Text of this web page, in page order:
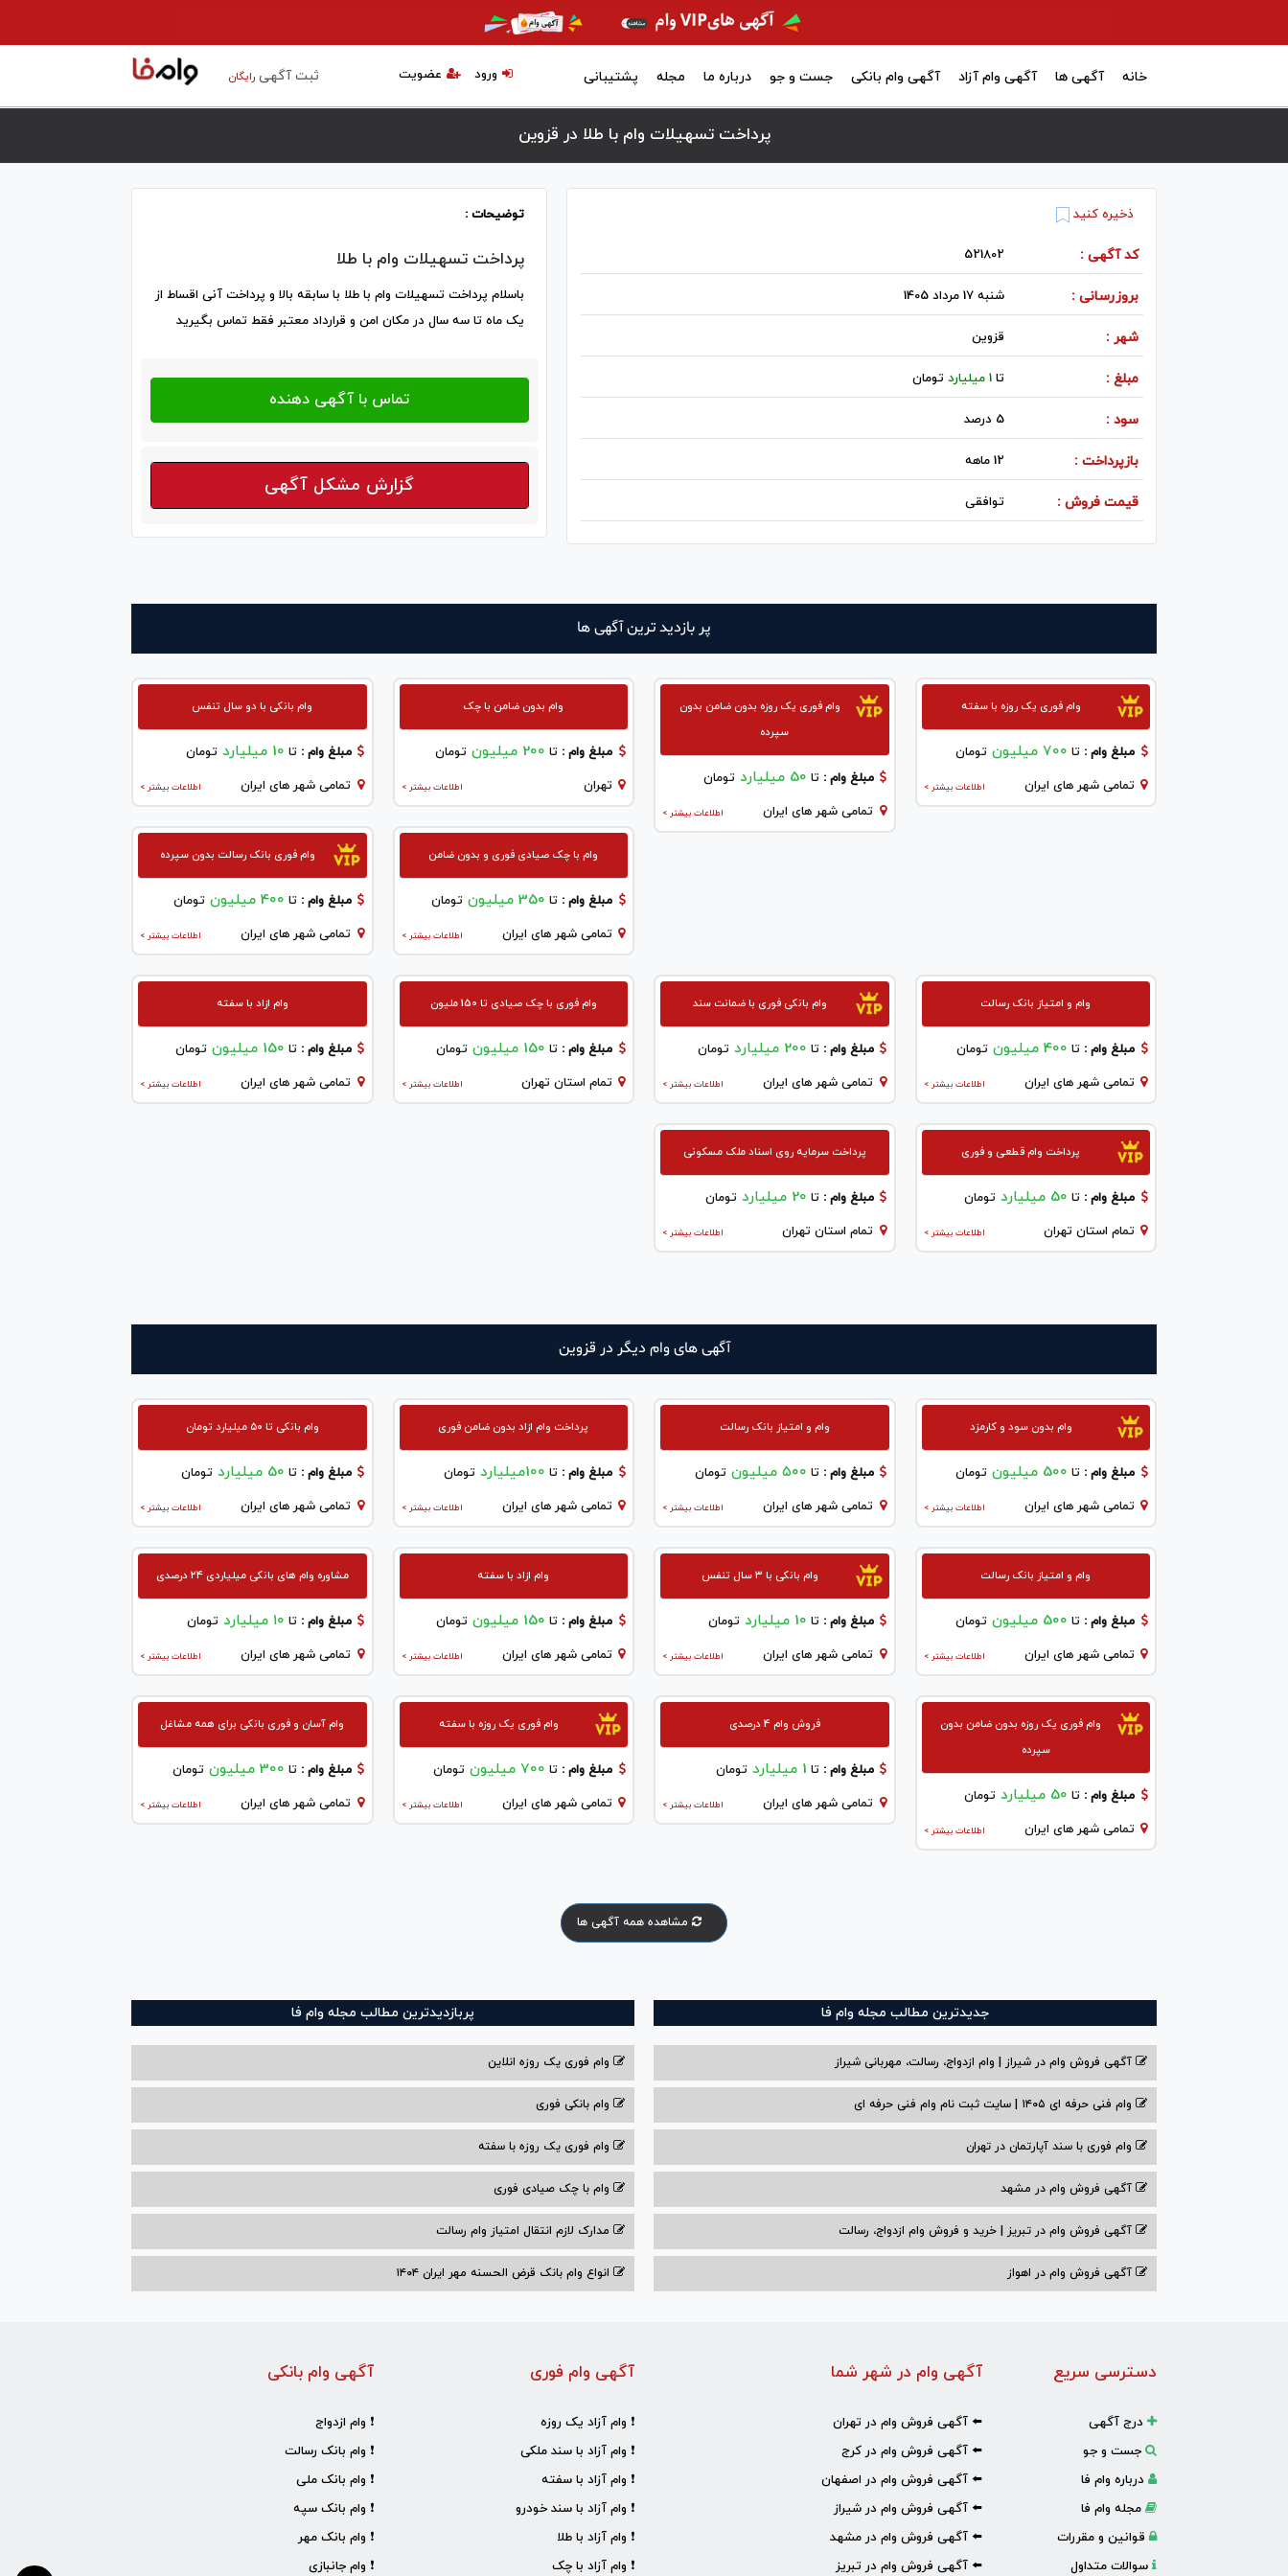
ثبت آگهیرایگان عضویت ورود خانه آگهی ها آگهی وام آزاد آگهی وام بانکی جست و جو درباره ما مجله پشتیبانی
پرداخت تسهیلات وام‌ با طلا در قزوين
ذخیره کنید
کد آگهی : 521802
بروزرسانی : شنبه 17 مرداد 1405
شهر : قزوين
مبلغ : تا1 میلیارد تومان
سود : 5 درصد
بازپرداخت : 12 ماهه
قیمت فروش : توافقی
توضیحات :
پرداخت تسهیلات وام‌ با طلا
باسلام پرداخت تسهیلات وام با طلا با سابقه بالا و پرداخت آنی اقساط از
یک ماه تا سه سال در مکان امن و قرارداد معتبر فقط تماس بگیرید
گزارش مشکل آگهی
پر بازدید ترین آگهی ها
وام فوری یک روزه با سفته
مبلغ وام : تا 700 میلیون تومان
اطلاعات بیشتر > تمامی شهر های ایران
وام فوری یک روزه بدون ضامن بدون
سپرده
مبلغ وام :تا 50 میلیارد تومان
اطلاعات بیشتر > تمامی شهر های ایران
وام بدون ضامن با چک
مبلغ وام : تا 200 میلیون تومان
اطلاعات بیشتر > تهران
وام بانکی با دو سال تنفس
مبلغ وام :تا 10 میلیارد تومان
اطلاعات بیشتر > تمامی شهر های ایران
وام با چک صیادی فوری و بدون ضامن
مبلغ وام : تا 350 میلیون تومان
اطلاعات بیشتر > تمامی شهر های ایران
وام فوری بانک رسالت بدون سپرده
مبلغ وام :تا 400 میلیون تومان
اطلاعات بیشتر > تمامی شهر های ایران
وام و امتیاز بانک رسالت
مبلغ وام : تا 400 میلیون تومان
اطلاعات بیشتر > تمامی شهر های ایران
وام بانکی فوری با ضمانت سند
مبلغ وام :تا 200 میلیارد تومان
اطلاعات بیشتر > تمامی شهر های ایران
وام فوری با چک صیادی تا 150 ملیون
مبلغ وام : تا 150 میلیون تومان
اطلاعات بیشتر > تمام استان تهران
وام ازاد با سفته
مبلغ وام :تا 150 میلیون تومان
اطلاعات بیشتر > تمامی شهر های ایران
پرداخت وام قطعی و فوری
مبلغ وام : تا 50 میلیارد تومان
اطلاعات بیشتر > تمام استان تهران
پرداخت سرمایه روی اسناد ملک مسکونی
مبلغ وام :تا 20 میلیارد تومان
اطلاعات بیشتر > تمام استان تهران
آگهی های وام دیگر در قزوين
وام بدون سود و کارمزد
مبلغ وام : تا 500 میلیون تومان
اطلاعات بیشتر > تمامی شهر های ایران
وام و امتیاز بانک رسالت
مبلغ وام :تا ۵۰۰ میلیون تومان
اطلاعات بیشتر > تمامی شهر های ایران
پرداخت وام ازاد بدون ضامن فوری
مبلغ وام : تا 100میلیارد تومان
اطلاعات بیشتر > تمامی شهر های ایران
وام بانکی تا ۵۰ میلیارد تومان
مبلغ وام :تا 50 میلیارد تومان
اطلاعات بیشتر > تمامی شهر های ایران
وام و امتیاز بانک رسالت
مبلغ وام : تا 500 میلیون تومان
اطلاعات بیشتر > تمامی شهر های ایران
وام بانکی با ۳ سال تنفس
مبلغ وام :تا 10 میلیارد تومان
اطلاعات بیشتر > تمامی شهر های ایران
وام ازاد با سفته
مبلغ وام : تا 150 میلیون تومان
اطلاعات بیشتر > تمامی شهر های ایران
مشاوره وام های بانکی میلیاردی ۲۴ درصدی
مبلغ وام :تا ۱۰ میلیارد تومان
اطلاعات بیشتر > تمامی شهر های ایران
وام فوری یک روزه بدون ضامن بدون
سپرده
مبلغ وام : تا 50 میلیارد تومان
اطلاعات بیشتر > تمامی شهر های ایران
فروش وام 4 درصدی
مبلغ وام :تا 1 میلیارد تومان
اطلاعات بیشتر > تمامی شهر های ایران
وام فوری یک روزه با سفته
مبلغ وام : تا 700 میلیون تومان
اطلاعات بیشتر > تمامی شهر های ایران
وام آسان و فوری بانکی برای همه مشاغل
مبلغ وام :تا 300 میلیون تومان
اطلاعات بیشتر > تمامی شهر های ایران
مشاهده همه آگهی ها
جدیدترین مطالب مجله وام فا
آگهی فروش وام در شیراز | وام ازدواج، رسالت، مهربانی شیراز
وام فنی حرفه ای ۱۴۰۵ | سایت ثبت نام وام فنی حرفه ای
وام فوری با سند آپارتمان در تهران
آگهی فروش وام در مشهد
آگهی فروش وام در تبریز | خرید و فروش وام ازدواج، رسالت
آگهی فروش وام در اهواز
پربازدیدترین مطالب مجله وام فا
وام فوری یک روزه انلاین
وام بانکی فوری
وام فوری یک روزه با سفته
وام با‌ چک صیادی‌ فوری
مدارک لازم انتقال امتیاز وام رسالت
انواع وام بانک قرض الحسنه مهر ایران ۱۴۰۴
آگهی وام بانکی
❗ وام ازدواج
❗ وام بانک رسالت
❗ وام بانک ملی
❗ وام بانک سپه
❗ وام بانک مهر
❗ وام جانبازی
آگهی وام فوری
❗ وام آزاد یک روزه
❗ وام آزاد با سند ملکی
❗ وام آزاد با سفته
❗ وام آزاد با سند خودرو
❗ وام آزاد با طلا
❗ وام آزاد با چک
آگهی وام در شهر شما
⬅️ آگهی فروش وام در تهران
⬅️ آگهی فروش وام در کرج
⬅️ آگهی فروش وام در اصفهان
⬅️ آگهی فروش وام در شیراز
⬅️ آگهی فروش وام در مشهد
⬅️ آگهی فروش وام در تبریز
دسترسی سریع
درج آگهی
جست و جو
درباره وام فا
مجله وام فا
قوانین و مقررات
سوالات متداول